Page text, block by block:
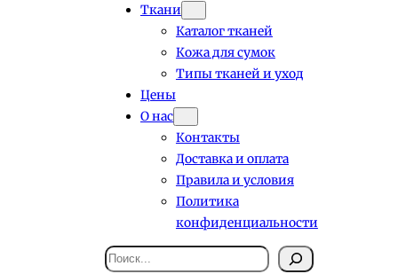
Ткани
Каталог тканей
Кожа для сумок
Типы тканей и уход
Цены
О нас
Контакты
Доставка и оплата
Правила и условия
Политика
конфиденциальности
Поиск